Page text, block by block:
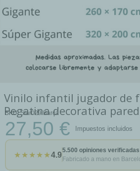
Vinilo infantil jugador de
Pegatina decorativa pared
SKU Star029 Barça
27,50 € Impuestos incluidos
★★★★★4.9
5.500 opiniones verificadas
Fabricado a mano en